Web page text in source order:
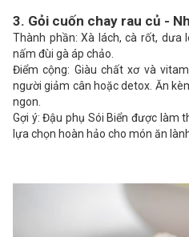
3. Gỏi cuốn chay rau củ -
Thành phần: Xà lách, cà rốt, dưa
nấm đùi gà áp chảo.
Điểm cộng: Giàu chất xơ và
người giảm cân hoặc detox. Ăn
ngon.
Gợi ý: Đậu phụ Sói Biển được làm
lựa chọn hoàn hảo cho món ăn